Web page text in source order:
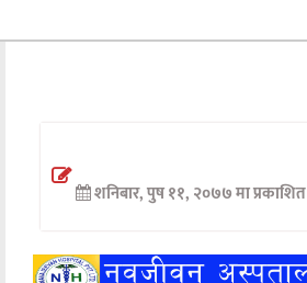
अन्तर्वार्ता
खेलकुद
शनिबार, पुष ११, २०७७ मा प्रकाशित